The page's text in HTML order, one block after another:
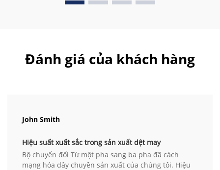
Đánh giá của khách hàng
John Smith
Hiệu suất xuất sắc trong sản xuất dệt may
Bộ chuyển đổi Từ một pha sang ba pha đã cách
mạng hóa dây chuyền sản xuất của chúng tôi. Hiệu